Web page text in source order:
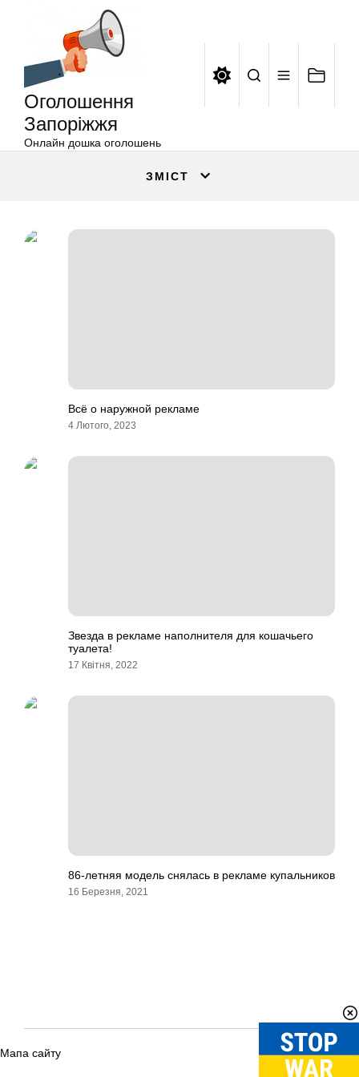
Оголошення
Запоріжжя
Онлайн дошка оголошень
ЗМІСТ
Всё о наружной рекламе
4 Лютого, 2023
Звезда в рекламе наполнителя для кошачьего
туалета!
17 Квітня, 2022
86-летняя модель снялась в рекламе купальников
16 Березня, 2021
Мапа сайту